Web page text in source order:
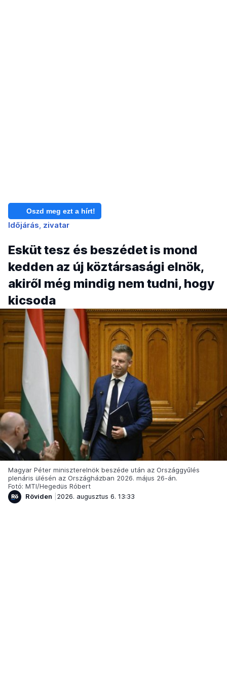
Oszd meg ezt a hírt!
Időjárás zivatar
Esküt tesz és beszédet is mond
kedden az új köztársasági elnök,
akiről még mindig nem tudni, hogy
kicsoda
Magyar Péter miniszterelnök beszéde után az Országgyűlés
plenáris ülésén az Országházban 2026. május 26-án.
Fotó: MTI/Hegedüs Róbert
Röviden
2026. augusztus 6. 13:33